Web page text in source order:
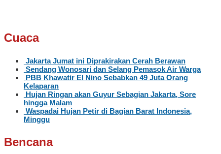
Cuaca
Jakarta Jumat ini Diprakirakan Cerah Berawan
Sendang Wonosari dan Selang Pemasok Air Warga
PBB Khawatir El Nino Sebabkan 49 Juta Orang
Kelaparan
Hujan Ringan akan Guyur Sebagian Jakarta, Sore
hingga Malam
Waspadai Hujan Petir di Bagian Barat Indonesia,
Minggu
Bencana